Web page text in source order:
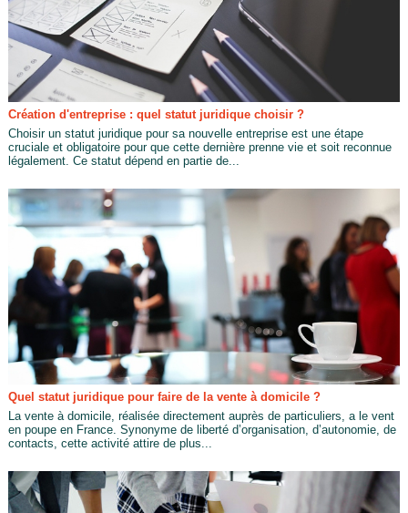
Création d'entreprise : quel statut juridique choisir ?
Choisir un statut juridique pour sa nouvelle entreprise est une étape
cruciale et obligatoire pour que cette dernière prenne vie et soit reconnue
légalement. Ce statut dépend en partie de...
Quel statut juridique pour faire de la vente à domicile ?
La vente à domicile, réalisée directement auprès de particuliers, a le vent
en poupe en France. Synonyme de liberté d’organisation, d’autonomie, de
contacts, cette activité attire de plus...